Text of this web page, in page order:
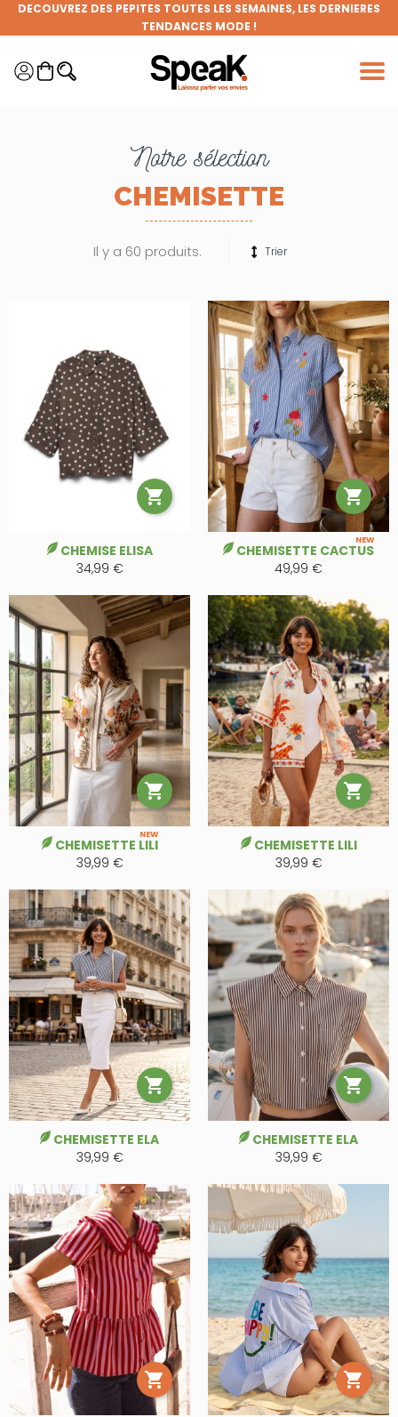
FRAIS DE PORT OFFERTS DÈS 50€ D'ACHAT (HORS REMISES)
DEVENEZ MEMBRE DE LA CLIQUE ET BÉNÉFICIEZ DE NOMBREUX
AVANTAGES !
Notre sélection
CHEMISETTE
Il y a 60 produits. Trier

CHEMISE ELISA
34,99 €

CHEMISETTE CACTUS
NEW
49,99 €

CHEMISETTE LILI
NEW
39,99 €

CHEMISETTE LILI
39,99 €

CHEMISETTE ELA
39,99 €

CHEMISETTE ELA
39,99 €
 
Panneau de gestion des cookies